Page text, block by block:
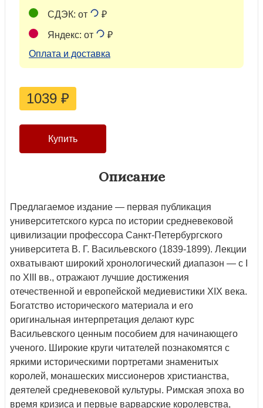
СДЭК: от ₽
Яндекс: от
₽
Оплата и доставка
1039 ₽
Описание
Предлагаемое издание — первая публикация
университетского курса по истории средневековой
цивилизации профессора Санкт-Петербургского
университета В. Г. Васильевского (1839-1899). Лекции
охватывают широкий хронологический диапазон — с I
по XIII вв., отражают лучшие достижения
отечественной и европейской медиевистики XIX века.
Богатство исторического материала и его
оригинальная интерпретация делают курс
Васильевского ценным пособием для начинающего
ученого. Широкие круги читателей познакомятся с
яркими историческими портретами знаменитых
королей, монашеских миссионеров христианства,
деятелей средневековой культуры. Римская эпоха во
время кризиса и первые варварские королевства,